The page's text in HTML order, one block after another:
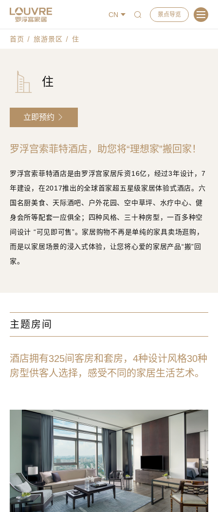
CN 景点导览
首页 旅游景区 住
住
立即预约
罗浮宫索菲特酒店，助您将“理想家”搬回家！
罗浮宫索菲特酒店是由罗浮宫家居斥资16亿，经过3年设计，7
年建设，在2017推出的全球首家超五星级家居体验式酒店。六
国名厨美食、天际酒吧、户外花园、空中草坪、水疗中心、健
身会所等配套一应俱全；四种风格、三十种房型，一百多种空
间设计 “可见即可售”。家居购物不再是单纯的家具卖场逛购，
而是以家居场景的浸入式体验，让您将心爱的家居产品“搬”回
家。
主题房间
酒店拥有325间客房和套房，4种设计风格30种
房型供客人选择，感受不同的家居生活艺术。